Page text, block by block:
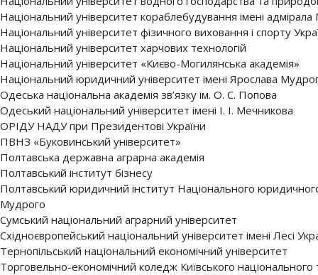
Національний університет кораблебудування імені
Національний університет фізичного виховання і спорту
Національний університет харчових технологій
Національний університет «Києво-Могилянська академія»
Національний юридичний університет імені Ярослава
Одеська національна академія зв’язку ім. О. С. Попова
Одеський національний університет імені І. І. Мечникова
ОРІДУ НАДУ при Президентові України
ПВНЗ «Буковинський університет»
Полтавська державна аграрна академія
Полтавський інститут бізнесу
Полтавський юридичний інститут Національного
Мудрого
Сумський національний аграрний університет
Східноєвропейський національний університет імені Лесі
Тернопільський національний економічний університет
Торговельно-економічний коледж Київського